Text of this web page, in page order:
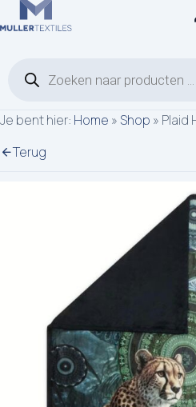
Ga naar de inhoud
Je bent hier: Home » Shop » Plaid
Terug